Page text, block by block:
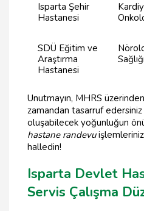
Isparta Şehir
Hastanesi
SDÜ Eğitim ve
Araştırma
Hastanesi
Sağlığı
Unutmayın, MHRS
zamandan tasarruf
oluşabilecek yoğunluğun
hastane randevu
halledin!
Isparta Devlet
Servis Çalışma